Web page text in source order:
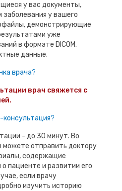
у вас документы,
у вашего
демонстрирующие
уже
в формате DICOM.
данные.
врача?
врач свяжется с
консультация?
- до 30 минут. Во
можете отправить доктору
содержащие
пациенте и развитии его
если врачу
изучить историю